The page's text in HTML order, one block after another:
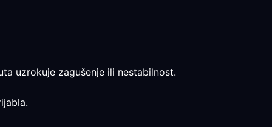
uzrokuje zagušenje ili nestabilnost.